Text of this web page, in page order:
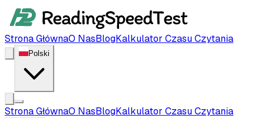
Strona GłównaO NasBlogKalkulator Czasu Czytania
Polski
Strona GłównaO NasBlogKalkulator Czasu Czytania